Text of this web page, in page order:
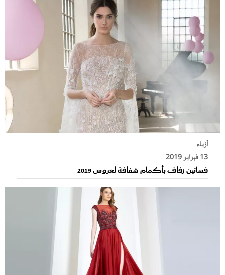
أزياء
13 فبراير 2019
فساتين زفاف بأكمام شفافة لعروس 2019